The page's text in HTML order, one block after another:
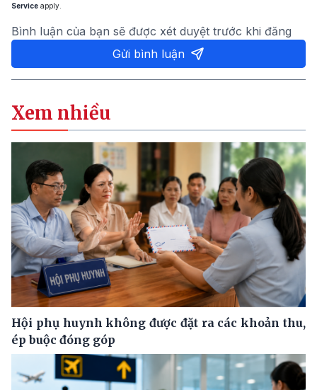
Service apply.
Bình luận của bạn sẽ được xét duyệt trước khi đăng
Gửi bình luận
Xem nhiều
Hội phụ huynh không được đặt ra các khoản thu,
ép buộc đóng góp